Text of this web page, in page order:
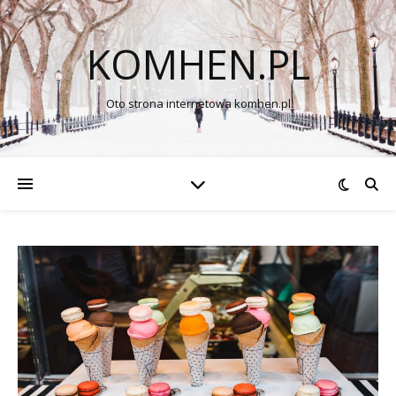
KOMHEN.PL
Oto strona internetowa komhen.pl